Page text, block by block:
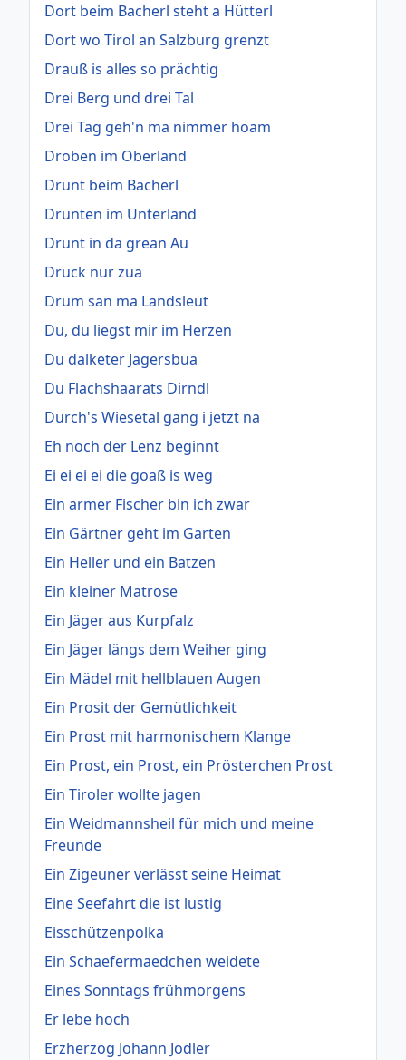
Dort beim Bacherl steht a Hütterl
Dort wo Tirol an Salzburg grenzt
Drauß is alles so prächtig
Drei Berg und drei Tal
Drei Tag geh'n ma nimmer hoam
Droben im Oberland
Drunt beim Bacherl
Drunten im Unterland
Drunt in da grean Au
Druck nur zua
Drum san ma Landsleut
Du, du liegst mir im Herzen
Du dalketer Jagersbua
Du Flachshaarats Dirndl
Durch's Wiesetal gang i jetzt na
Eh noch der Lenz beginnt
Ei ei ei ei die goaß is weg
Ein armer Fischer bin ich zwar
Ein Gärtner geht im Garten
Ein Heller und ein Batzen
Ein kleiner Matrose
Ein Jäger aus Kurpfalz
Ein Jäger längs dem Weiher ging
Ein Mädel mit hellblauen Augen
Ein Prosit der Gemütlichkeit
Ein Prost mit harmonischem Klange
Ein Prost, ein Prost, ein Prösterchen Prost
Ein Tiroler wollte jagen
Ein Weidmannsheil für mich und meine
Freunde
Ein Zigeuner verlässt seine Heimat
Eine Seefahrt die ist lustig
Eisschützenpolka
Ein Schaefermaedchen weidete
Eines Sonntags frühmorgens
Er lebe hoch
Erzherzog Johann Jodler